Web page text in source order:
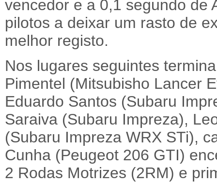
vencedor e a 0,1 segundo de
pilotos a deixar um rasto de
melhor registo.
Nos lugares seguintes
Pimentel (Mitsubisho Lancer
Eduardo Santos (Subaru
Saraiva (Subaru Impreza),
(Subaru Impreza WRX STi),
Cunha (Peugeot 206 GTI)
2 Rodas Motrizes (2RM) e